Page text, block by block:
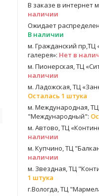
В заказе в интернет
наличии
Ожидает
В наличии
м. Гражданский пр,ТЦ
галерея»: Нет в
м. Пионерская, ТЦ
наличии
м. Ладожская, ТЦ
Осталась 1 штука
м. Международная, ТЦ
"Международный":
м. Автово, ТЦ
наличии
м. Купчино, ТЦ
наличии
м. Звездная, ТЦ
1 штука
г.Вологда, ТЦ